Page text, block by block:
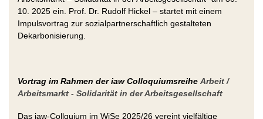
10. 2025 ein. Prof. Dr. Rudolf Hickel – startet mit einem
Impulsvortrag zur sozialpartnerschaftlich gestalteten
Dekarbonisierung.
Vortrag im Rahmen der iaw Colloquiumsreihe Arbeit /
Arbeitsmarkt - Solidarität in der Arbeitsgesellschaft
Das iaw-Collquium im WiSe 2025/26 vereint vielfältige